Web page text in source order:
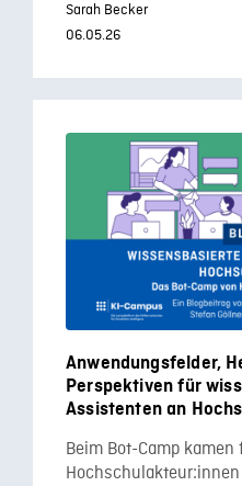
Sarah Becker
06.05.26
Anwendungsfelder,
Perspektiven für
Assistenten an
Beim Bot-Camp